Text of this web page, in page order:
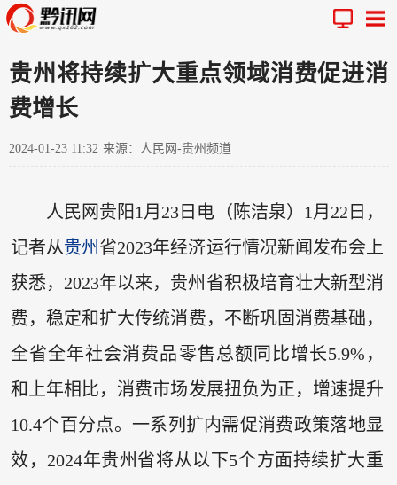
贵州将持续扩大重点领域消费促进消
费增长
2024-01-23 11:32 来源：人民网-贵州频道
人民网贵阳1月23日电（陈洁泉）1月22日，
记者从贵州 省2023年经济运行情况新闻发布会上
获悉，2023年以来，贵州省积极培育壮大新型消
费，稳定和扩大传统消费，不断巩固消费基础，
全省全年社会消费品零售总额同比增长5.9%，
和上年相比，消费市场发展扭负为正，增速提升
10.4个百分点。一系列扩内需促消费政策落地显
效，2024年贵州省将从以下5个方面持续扩大重